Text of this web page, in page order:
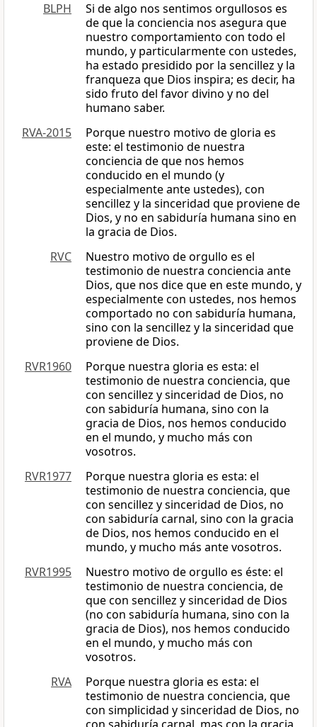
BLPH
Si de algo nos sentimos orgullosos es
de que la conciencia nos asegura que
nuestro comportamiento con todo el
mundo, y particularmente con ustedes,
ha estado presidido por la sencillez y la
franqueza que Dios inspira; es decir, ha
sido fruto del favor divino y no del
humano saber.
RVA-2015
Porque nuestro motivo de gloria es
este: el testimonio de nuestra
conciencia de que nos hemos
conducido en el mundo (y
especialmente ante ustedes), con
sencillez y la sinceridad que proviene de
Dios, y no en sabiduría humana sino en
la gracia de Dios.
RVC
Nuestro motivo de orgullo es el
testimonio de nuestra conciencia ante
Dios, que nos dice que en este mundo, y
especialmente con ustedes, nos hemos
comportado no con sabiduría humana,
sino con la sencillez y la sinceridad que
proviene de Dios.
RVR1960
Porque nuestra gloria es esta: el
testimonio de nuestra conciencia, que
con sencillez y sinceridad de Dios, no
con sabiduría humana, sino con la
gracia de Dios, nos hemos conducido
en el mundo, y mucho más con
vosotros.
RVR1977
Porque nuestra gloria es esta: el
testimonio de nuestra conciencia, que
con sencillez y sinceridad de Dios, no
con sabiduría carnal, sino con la gracia
de Dios, nos hemos conducido en el
mundo, y mucho más ante vosotros.
RVR1995
Nuestro motivo de orgullo es éste: el
testimonio de nuestra conciencia, de
que con sencillez y sinceridad de Dios
(no con sabiduría humana, sino con la
gracia de Dios), nos hemos conducido
en el mundo, y mucho más con
vosotros.
RVA
Porque nuestra gloria es esta: el
testimonio de nuestra conciencia, que
con simplicidad y sinceridad de Dios, no